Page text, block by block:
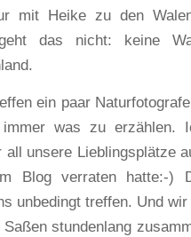
mit Heike zu den
das nicht: keine
ein paar
was zu erzählen.
all unsere Lieblingsplätze
Blog verraten hatte:-)
unbedingt treffen. Und
stundenlang